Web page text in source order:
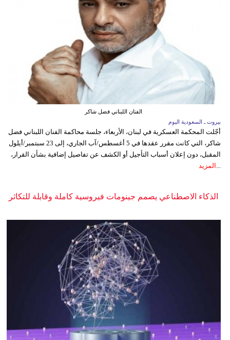
الفنان اللبناني فضل شاكر
بيروت ـ السعودية اليوم
أجّلت المحكمة العسكرية في لبنان، الأربعاء، جلسة محاكمة الفنان اللبناني فضل
شاكر، التي كانت مقرر عقدها في 5 أغسطس/آب الجاري، إلى 23 سبتمبر/أيلول
المقبل، دون إعلان أسباب التأجيل أو الكشف عن تفاصيل إضافية بشأن القرار،
المزيد
الذكاء الاصطناعي يصمم جينومات فيروسية كاملة وقابلة للتكاثر